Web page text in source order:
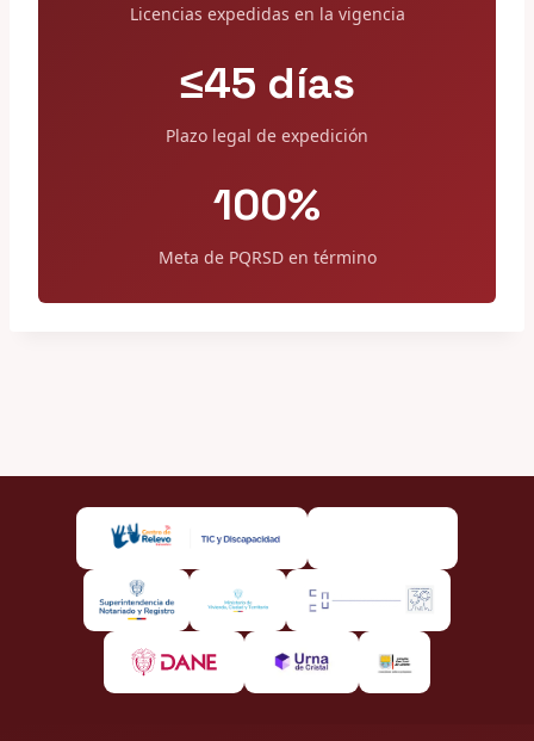
Licencias expedidas en la vigencia
≤45 días
Plazo legal de expedición
100%
Meta de PQRSD en término